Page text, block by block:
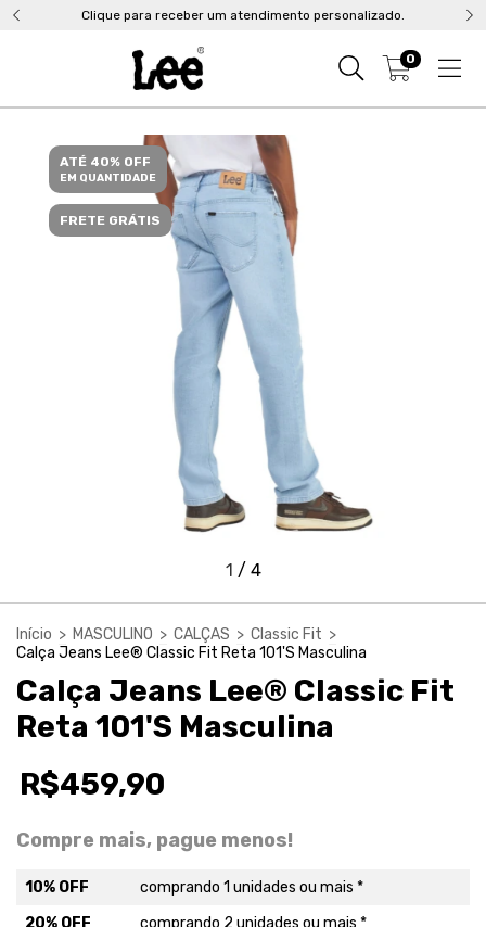
Clique para receber um atendimento personalizado.
0
ATÉ 40% OFF
EM QUANTIDADE
FRETE GRÁTIS
1 / 4
Início > MASCULINO > CALÇAS > Classic Fit >
Calça Jeans Lee® Classic Fit Reta 101'S Masculina
Calça Jeans Lee® Classic Fit
Reta 101'S Masculina
R$459,90
Compre mais, pague menos!
10% OFF
comprando 1 unidades ou mais *
20% OFF
comprando 2 unidades ou mais *